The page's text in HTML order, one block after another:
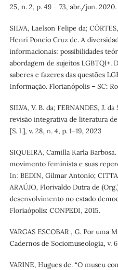
25, n. 2, p. 49 – 73, abr./jun. 2020.
SILVA, Laelson Felipe da;
Henri Poncio Cruz de. A
informacionais: possibilidades
abordagem de sujeitos LGBTQI+.
saberes e fazeres das questões
Informação. Florianópolis – SC:
SILVA, V. B. da; FERNANDES, J.
revisão integrativa de literatura de
[S. l.], v. 28, n. 4, p. 1–19, 2023
SIQUEIRA, Camilla Karla
movimento feminista e suas
In: BEDIN, Gilmar Antonio;
ARAÚJO, Florivaldo Dutra de
desenvolvimento no estado
Floriaópolis: CONPEDI, 2015.
VARGAS ESCOBAR , G. Por uma
Cadernos de Sociomuseologia, v.
VARINE, Hugues de. “O museu